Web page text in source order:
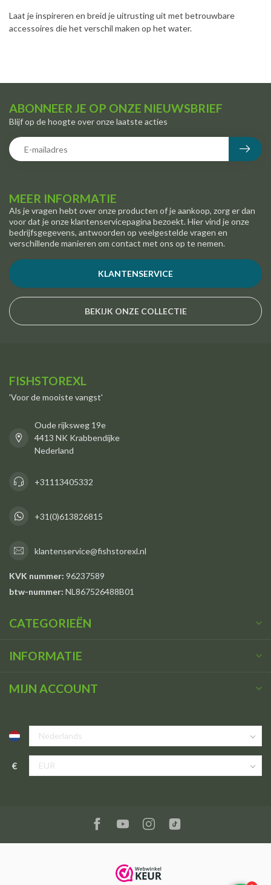
Laat je inspireren en breid je uitrusting uit met betrouwbare
accessoires die het verschil maken op het water.
MEER INFORMATIE
Als je vragen hebt over onze producten of je aankoop, zorg er dan
voor dat je onze klantenservicepagina bezoekt. Hier vind je onze
bedrijfsgegevens, antwoorden op veelgestelde vragen en
verschillende manieren om contact met ons op te nemen.
KLANTENSERVICE
BEKIJK ONZE COLLECTIE
ABONNEER JE OP ONZE NIEUWSBRIEF
Blijf op de hoogte over onze laatste acties
FISHSTOREXL
'Voor de mooiste vangst'
Oude rijksweg 19e
4413 NK Krabbendijke
Nederland
+31113405332
+31(0)613826815
klantenservice@fishstorexl.nl
KVK nummer: 96237589
btw-nummer: NL867526488B01
CATEGORIEËN
INFORMATIE
MIJN ACCOUNT
€